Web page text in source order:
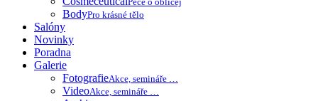
BodyPro krásné tělo
Salóny
Novinky
Poradna
Galerie
FotografieAkce, semináře …
VideoAkce, semináře …